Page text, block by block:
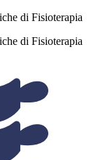
di Fisioterapia
di Fisioterapia